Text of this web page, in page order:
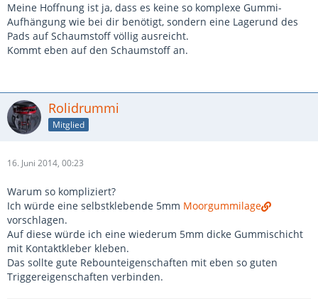
Meine Hoffnung ist ja, dass es keine so komplexe Gummi-
Aufhängung wie bei dir benötigt, sondern eine Lagerund des
Pads auf Schaumstoff völlig ausreicht.
Kommt eben auf den Schaumstoff an.
Rolidrummi
Mitglied
16. Juni 2014, 00:23
Warum so kompliziert?
Ich würde eine selbstklebende 5mm Moorgummilage
vorschlagen.
Auf diese würde ich eine wiederum 5mm dicke Gummischicht
mit Kontaktkleber kleben.
Das sollte gute Rebounteigenschaften mit eben so guten
Triggereigenschaften verbinden.